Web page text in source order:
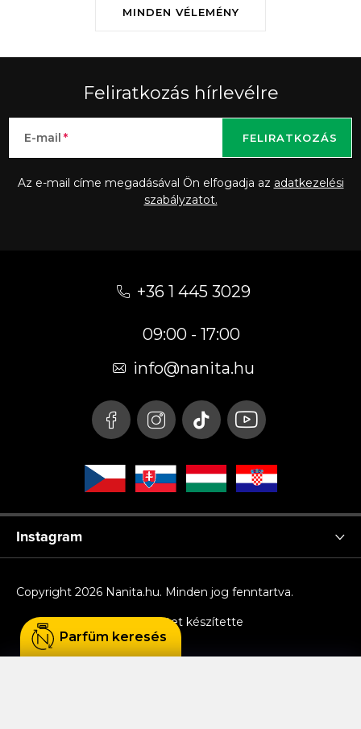
MINDEN VÉLEMÉNY
Feliratkozás hírlevélre
E-mail
Az e-mail címe megadásával Ön elfogadja az adatkezelési
szabályzatot.
FELIRATKOZÁS
+36 1 445 3029
09:00 - 17:00
info@nanita.hu
Instagram
Shoptet készítette
Copyright 2026 Nanita.hu. Minden jog fenntartva.
Parfüm keresés